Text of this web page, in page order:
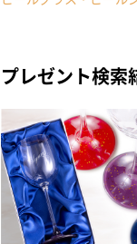
プレゼント検索